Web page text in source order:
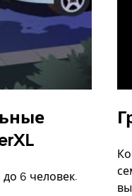
6 человек.